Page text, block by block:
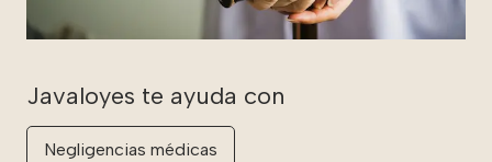
Negligencias médicas